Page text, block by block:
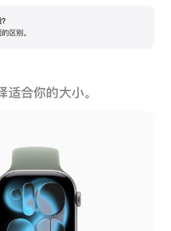
区别。
适合你的大小。